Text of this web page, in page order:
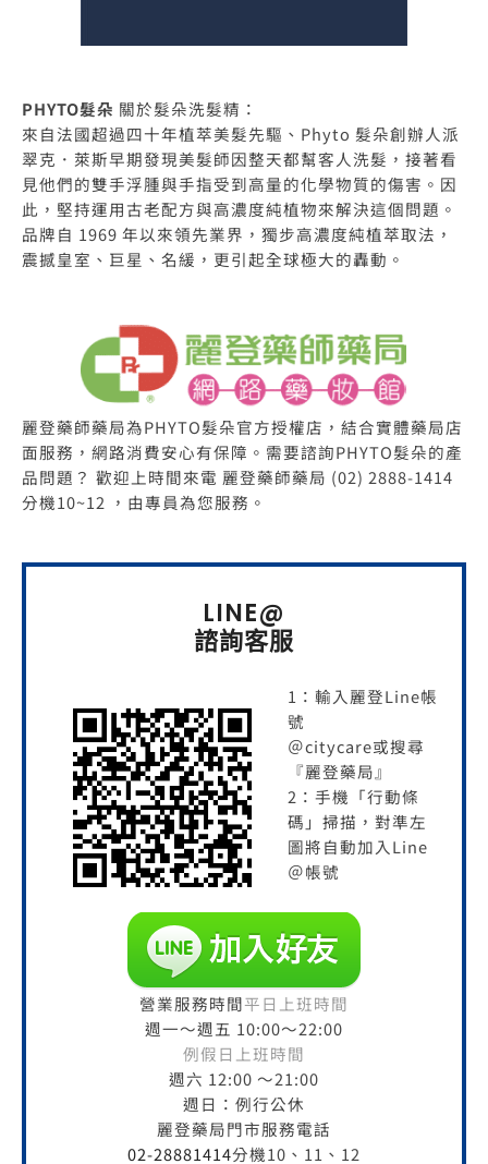
PHYTO髮朵 關於髮朵洗髮精：
來自法國超過四十年植萃美髮先驅、Phyto 髮朵創辦人派
翠克．萊斯早期發現美髮師因整天都幫客人洗髮，接著看
見他們的雙手浮腫與手指受到高量的化學物質的傷害。因
此，堅持運用古老配方與高濃度純植物來解決這個問題。
品牌自 1969 年以來領先業界，獨步高濃度純植萃取法，
震撼皇室、巨星、名緩，更引起全球極大的轟動。
麗登藥師藥局為PHYTO髮朵官方授權店，結合實體藥局店
面服務，網路消費安心有保障。需要諮詢PHYTO髮朵的產
品問題？ 歡迎上時間來電 麗登藥師藥局 (02) 2888-1414
分機10~12 ，由專員為您服務。
LINE@
諮詢客服
1：輸入麗登Line帳
號
＠citycare或搜尋
『麗登藥局』
2：手機「行動條
碼」掃描，對準左
圖將自動加入Line
＠帳號
營業服務時間平日上班時間
週一～週五 10:00～22:00
例假日上班時間
週六 12:00 ～21:00
週日：例行公休
麗登藥局門市服務電話
02-28881414分機10、11、12